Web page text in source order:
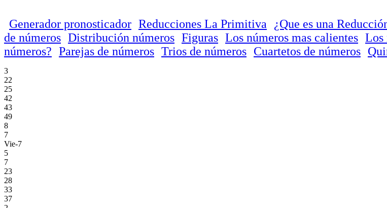
Generador pronosticador Reducciones La Primitiva ¿Que es una
de números Distribución números Figuras Los números mas calientes Los
números? Parejas de números Trios de números Cuartetos de números
3
22
25
42
43
49
8
7
Vie-7
5
7
23
28
33
37